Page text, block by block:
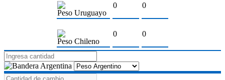
Peso Uruguayo
0 0
Peso Chileno
0 0